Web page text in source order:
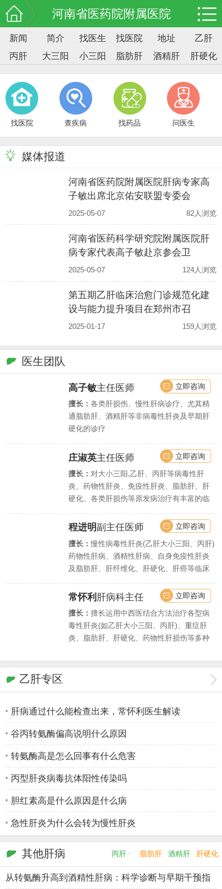
河南省医药院附属医院
新闻 简介 找医生 找医院 地址
乙肝
丙肝
大三阳 小三阳 脂肪肝 酒精肝 肝硬化
找医院 查疾病 找药品 问医生
媒体报道
河南省医药院附属医院肝病专家高
子敏出席北京佑安联盟专委会
2025-05-07 82人浏览
河南省医药科学研究院附属医院肝
病专家代表高子敏赴京参会卫
2025-05-07 124人浏览
第五期乙肝临床治愈门诊规范化建
设与能力提升项目在郑州市召
2025-01-17 159人浏览
医生团队
高子敏主任医师
擅长： 各类肝损伤、慢性肝病诊疗、尤其精
通脂肪肝、酒精肝等非病毒性肝炎及早期肝
硬化的诊疗
立即咨询
庄淑英主任医师
擅长： 对大小三阳,乙肝、丙肝等病毒性肝
炎、药物性肝炎、免疫性肝炎、脂肪肝、肝
硬化、各类肝损伤等原发病治疗有丰富的临
并发症.
立即咨询
程进明副主任医师
擅长：慢性病毒性肝炎(乙肝大小三阳、丙肝)
药物性肝病、酒精性肝病、自身免疫性肝炎
及脂肪肝、肝纤维化、肝硬化、肝癌等临床
立即咨询
常怀利 肝病科主任
擅长： 擅长运用中西医结合方法治疗各型病
毒性肝炎(如乙肝大小三阳、丙肝)、重症肝
炎、脂肪肝、肝硬化、药物性肝损伤等多种
化治疗.
立即咨询
乙肝专区
肝纤维化与肝硬化如何鉴别
脂肪肝指标有哪些?郑州哪些
肝病通过什么能检查出来，常怀利医生解读
谷丙转氨酶偏高说明什么原因
转氨酶高是怎么回事有什么危害
丙型肝炎病毒抗体阳性传染吗
胆红素高是什么原因是什么病
急性肝炎为什么会转为慢性肝炎
其他肝病 丙肝 · 脂肪肝
·
酒精肝
·
肝硬化
·
从转氨酶升高到酒精性肝病：科学诊断与早期干预指